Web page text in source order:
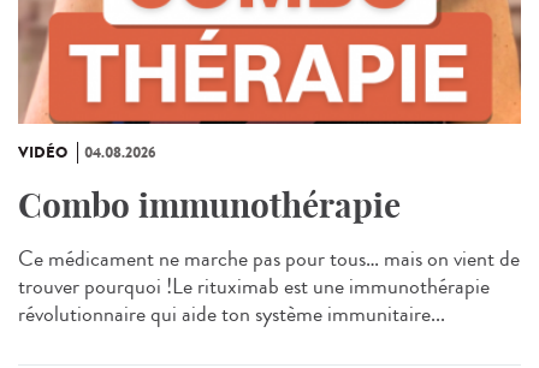
VIDÉO 04.08.2026
Combo immunothérapie
Ce médicament ne marche pas pour tous… mais on vient de
trouver pourquoi !Le rituximab est une immunothérapie
révolutionnaire qui aide ton système immunitaire...